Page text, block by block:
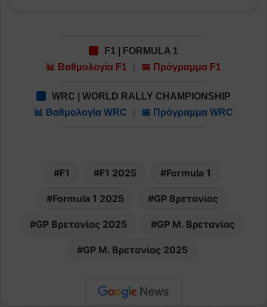
F1 | FORMULA 1
📊 Βαθμολογία F1
📅 Πρόγραμμα F1
WRC | WORLD RALLY CHAMPIONSHIP
📊 Βαθμολογία WRC
📅 Πρόγραμμα WRC
F1 F1 2025 Formula 1
Formula 1 2025 GP Βρετανίας
GP Βρετανίας 2025 GP Μ. Βρετανίας
GP Μ. Βρετανίας 2025